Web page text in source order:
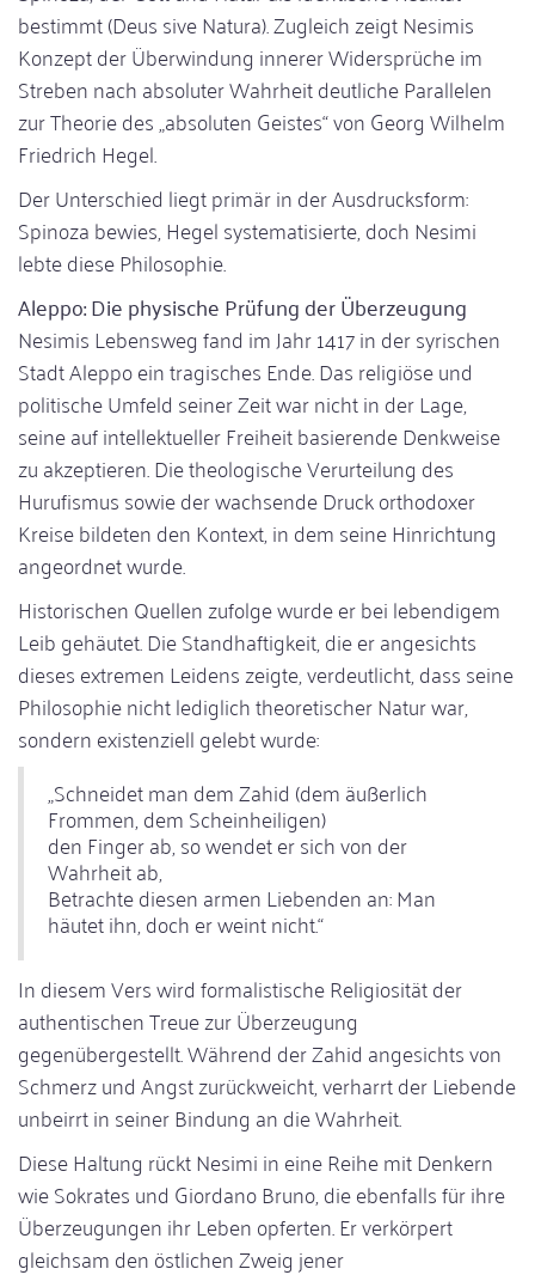
bestimmt (Deus sive Natura). Zugleich zeigt Nesimis
Konzept der Überwindung innerer Widersprüche im
Streben nach absoluter Wahrheit deutliche Parallelen
zur Theorie des „absoluten Geistes“ von Georg Wilhelm
Friedrich Hegel.
Der Unterschied liegt primär in der Ausdrucksform:
Spinoza bewies, Hegel systematisierte, doch Nesimi
lebte diese Philosophie.
Aleppo: Die physische Prüfung der Überzeugung
Nesimis Lebensweg fand im Jahr 1417 in der syrischen
Stadt Aleppo ein tragisches Ende. Das religiöse und
politische Umfeld seiner Zeit war nicht in der Lage,
seine auf intellektueller Freiheit basierende Denkweise
zu akzeptieren. Die theologische Verurteilung des
Hurufismus sowie der wachsende Druck orthodoxer
Kreise bildeten den Kontext, in dem seine Hinrichtung
angeordnet wurde.
Historischen Quellen zufolge wurde er bei lebendigem
Leib gehäutet. Die Standhaftigkeit, die er angesichts
dieses extremen Leidens zeigte, verdeutlicht, dass seine
Philosophie nicht lediglich theoretischer Natur war,
sondern existenziell gelebt wurde:
„Schneidet man dem Zahid (dem äußerlich
Frommen, dem Scheinheiligen)
den Finger ab, so wendet er sich von der
Wahrheit ab,
Betrachte diesen armen Liebenden an: Man
häutet ihn, doch er weint nicht.“
In diesem Vers wird formalistische Religiosität der
authentischen Treue zur Überzeugung
gegenübergestellt. Während der Zahid angesichts von
Schmerz und Angst zurückweicht, verharrt der Liebende
unbeirrt in seiner Bindung an die Wahrheit.
Diese Haltung rückt Nesimi in eine Reihe mit Denkern
wie Sokrates und Giordano Bruno, die ebenfalls für ihre
Überzeugungen ihr Leben opferten. Er verkörpert
gleichsam den östlichen Zweig jener